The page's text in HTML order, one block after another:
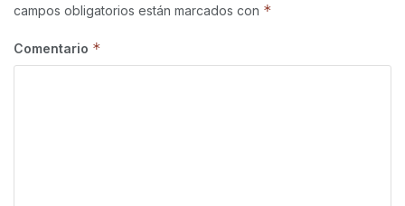
campos obligatorios están marcados con *
Comentario *